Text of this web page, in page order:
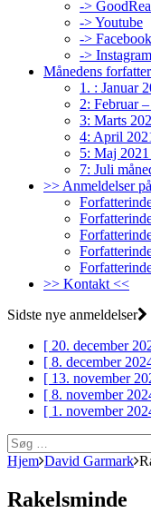
->
-> Youtube
-> Facebook
-> Instagram
Månedens forfatter
1. : Januar
2: Februar
3: Marts
4: April
5: Maj
7: Juli
>> Anmeldelser
>> Kontakt <<
Sidste nye anmeldelser
[ 20. december
[ 8. december
[ 13. november
[ 8. november
[ 1. november
Søg
efter:
Hjem David Garmark
Rakelsminde